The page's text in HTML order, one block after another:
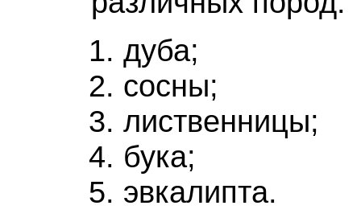
дуба;
сосны;
лиственницы;
бука;
эвкалипта.